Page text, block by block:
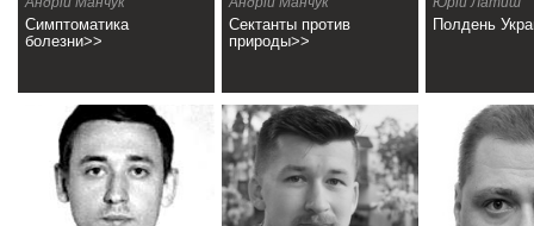
Симптоматика
болезни>>
Сектанты против
природы>>
Полдень